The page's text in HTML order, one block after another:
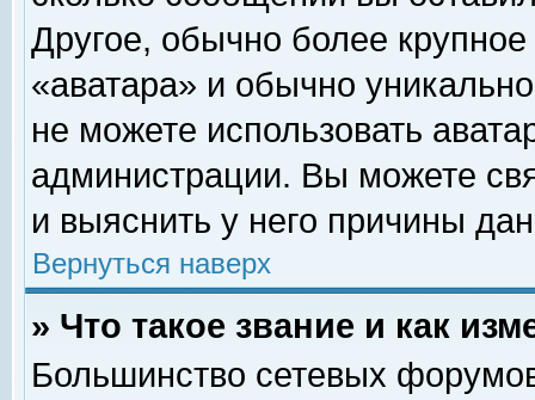
Другое, обычно более
«аватара» и обычно
не можете использовать
администрации. Вы можете
и выяснить у него причины
Вернуться наверх
» Что такое звание и как
Большинство сетевых